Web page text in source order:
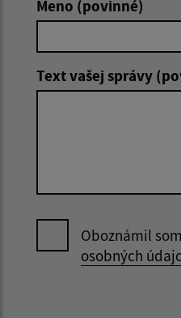
Meno (povinné)
Text vašej správy
Oboznámil
osobných